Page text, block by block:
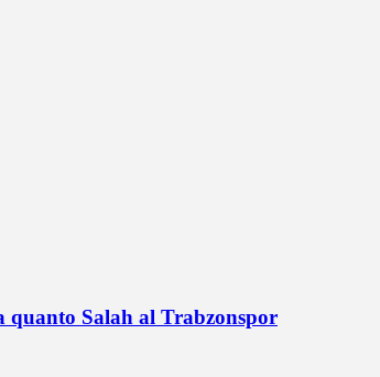
quanto Salah al Trabzonspor